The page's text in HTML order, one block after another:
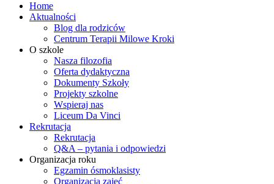
Home
Aktualności
Blog dla rodziców
Centrum Terapii Milowe Kroki
O szkole
Nasza filozofia
Oferta dydaktyczna
Dokumenty Szkoły
Projekty szkolne
Wspieraj nas
Liceum Da Vinci
Rekrutacja
Rekrutacja
Q&A – pytania i odpowiedzi
Organizacja roku
Egzamin ósmoklasisty
Organizacja zajęć